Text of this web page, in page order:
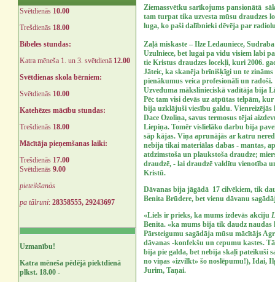
Svētdienās 10.00
Trešdienās 18.00
Bībeles stundas:
Katra mēneša 1. un 3. svētdienā 12.00
Svētdienas skola bērniem:
Svētdienās 10.00
Katehēzes mācību stundas:
Trešdienās 18.00
Mācītāja pieņemšanas laiki:
Trešdienās 17.00
Svētdienās 9.00
pieteikšanās
pa tālruni: 28358555, 29243697
Uzmanību!
Katra mēneša pēdējā piektdienā
plkst. 18.00 -
Ziemassvētku sarīkojums pansionātā
tam turpat tika uzvesta mūsu draudzes
luga, ko paši dalībnieki dēvēja par
Zaļā miskaste – Ilze Ledauniece,
Uzulniece, bet lugai pa vidu visiem labi
tie Kristus draudzes locekļi, kuri 2006.
Jāteic, ka skanēja brīnišķīgi un te
pienākumus veica profesionāli un radoši.
Uzveduma mākslinieciskā vadītāja bija
Pēc tam visi devās uz atpūtas telpām,
bija uzklājuši viesību galdu.
Dace Ozoliņa, savus termosus tējai
Liepiņa. Tomēr vislielāko darbu bija
sāp kājas. Viņa aprunājās ar katru
nebija tikai materiālas dabas - mantas,
atdzimstoša un plaukstoša draudze;
draudzē, - lai draudzē valdītu vienotība
Kristū.
Dāvanas bija jāgādā 17 cilvēkiem, tik
Benita Brūdere, bet vienu dāvanu
«Liels ir prieks, ka mums izdevās akciju
Benita. «ka mums bija tik daudz naudas
Pārsteigumu sagādāja mūsu mācītājs
dāvanas -konfekšu un cepumu kastes.
bija pie galda, bet nebija skaļi pateikuši
no viņas «izvilkt» šo noslēpumu!), Idai,
Jurim, Taņai.